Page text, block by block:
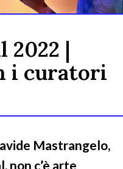
2022 |
i curatori
Mastrangelo,
non c’è arte